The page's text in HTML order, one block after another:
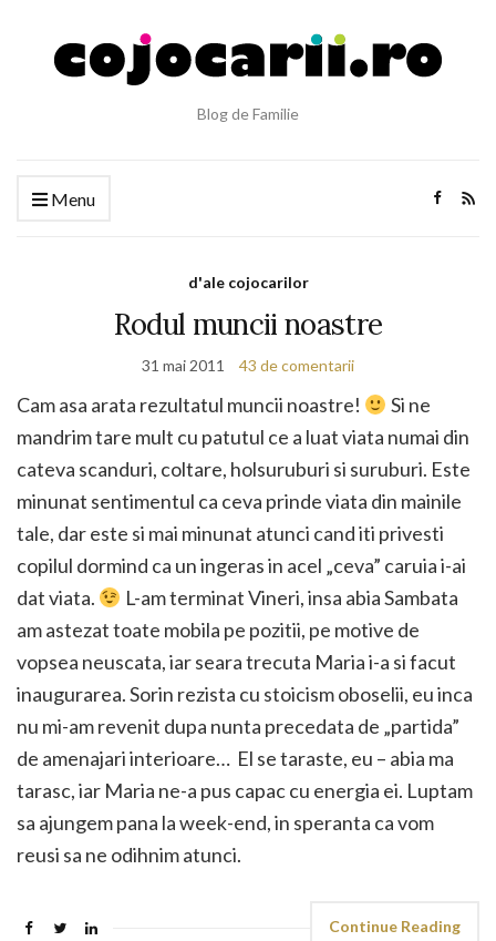
Blog de Familie
Menu
d'ale cojocarilor
Rodul muncii noastre
31 mai 2011 43 de comentarii
Cam asa arata rezultatul muncii noastre!
Si ne
mandrim tare mult cu patutul ce a luat viata numai din
cateva scanduri, coltare, holsuruburi si suruburi. Este
minunat sentimentul ca ceva prinde viata din mainile
tale, dar este si mai minunat atunci cand iti privesti
copilul dormind ca un ingeras in acel „ceva” caruia i-ai
dat viata.
L-am terminat Vineri, insa abia Sambata
am astezat toate mobila pe pozitii, pe motive de
vopsea neuscata, iar seara trecuta Maria i-a si facut
inaugurarea. Sorin rezista cu stoicism oboselii, eu inca
nu mi-am revenit dupa nunta precedata de „partida”
de amenajari interioare… El se taraste, eu – abia ma
tarasc, iar Maria ne-a pus capac cu energia ei. Luptam
sa ajungem pana la week-end, in speranta ca vom
reusi sa ne odihnim atunci.
Continue Reading